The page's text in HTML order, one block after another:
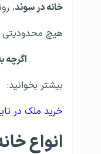
خانه در سوئد،
هیچ محدودیتی
اگرچه
بیشتر بخوانید:
خرید ملک در
انواع